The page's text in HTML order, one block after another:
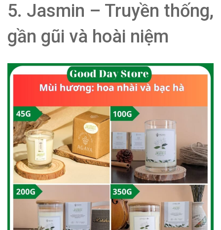
5. Jasmin – Truyền thống,
gần gũi và hoài niệm